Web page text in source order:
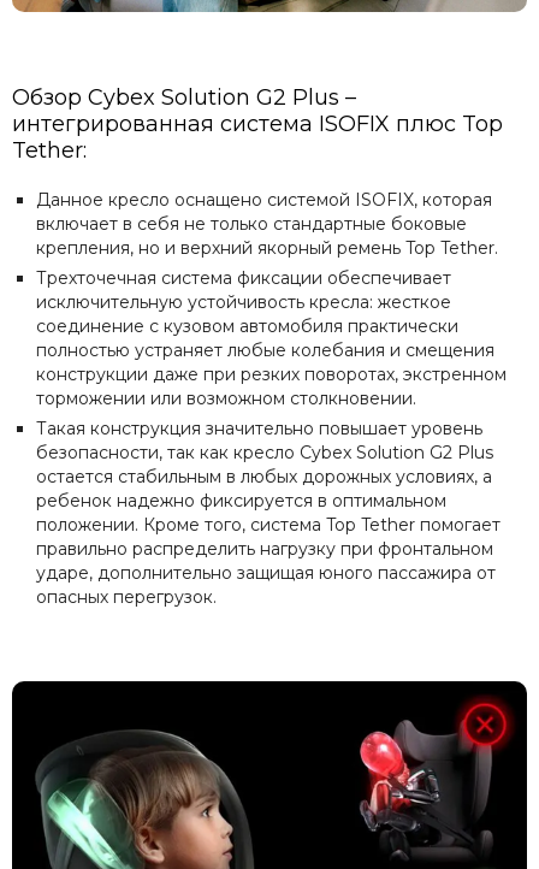
Обзор Cybex Solution G2 Plus –
интегрированная система ISOFIX плюс Top
Tether:
Данное кресло оснащено системой ISOFIX, которая
включает в себя не только стандартные боковые
крепления, но и верхний якорный ремень Top Tether.
Трехточечная система фиксации обеспечивает
исключительную устойчивость кресла: жесткое
соединение с кузовом автомобиля практически
полностью устраняет любые колебания и смещения
конструкции даже при резких поворотах, экстренном
торможении или возможном столкновении.
Такая конструкция значительно повышает уровень
безопасности, так как кресло Cybex Solution G2 Plus
остается стабильным в любых дорожных условиях, а
ребенок надежно фиксируется в оптимальном
положении. Кроме того, система Top Tether помогает
правильно распределить нагрузку при фронтальном
ударе, дополнительно защищая юного пассажира от
опасных перегрузок.